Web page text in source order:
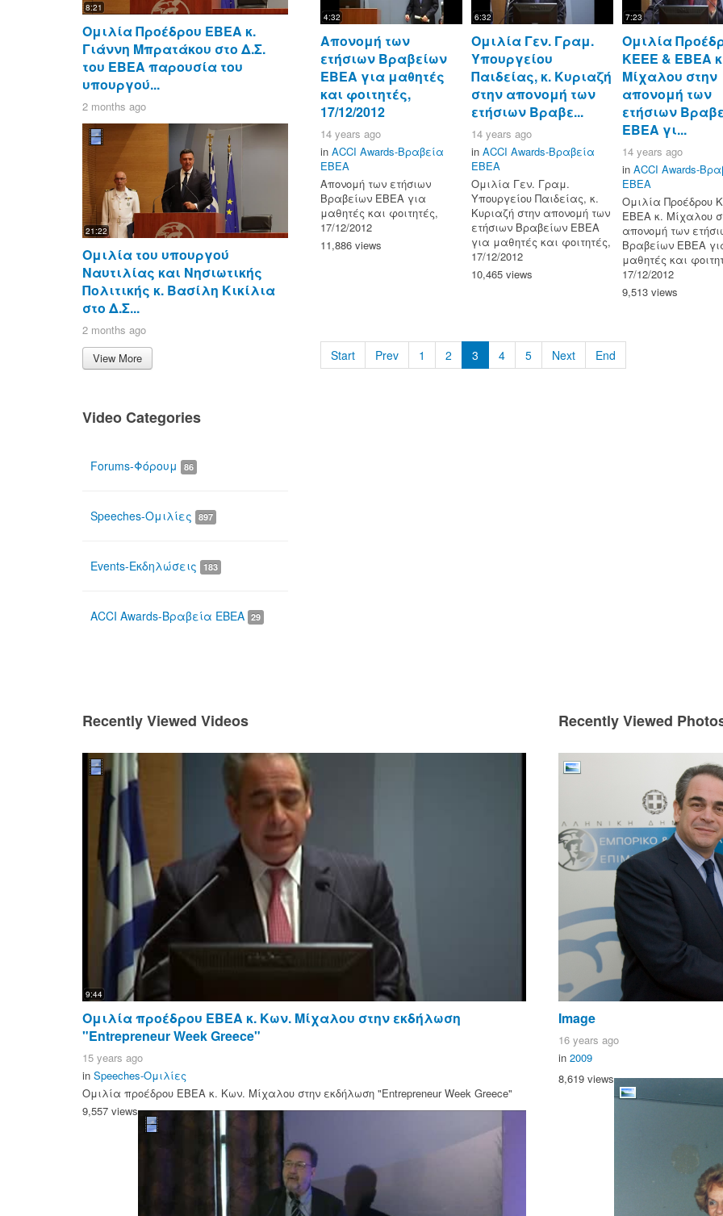
4:32
Απονομή των
ετήσιων Βραβείων
ΕΒΕΑ για μαθητές
και φοιτητές,
17/12/2012
14 years ago
in ACCI Awards-Βραβεία
ΕΒΕΑ
Απονομή των ετήσιων
Βραβείων ΕΒΕΑ για
μαθητές και φοιτητές,
17/12/2012
11,886 views
6:32
Ομιλία Γεν. Γραμ.
Υπουργείου
Παιδείας, κ. Κυριαζή
στην απονομή των
ετήσιων Βραβε...
14 years ago
inACCI Awards-Βραβεία
ΕΒΕΑ
Ομιλία Γεν. Γραμ.
Υπουργείου Παιδείας, κ.
Κυριαζή στην απονομή των
ετήσιων Βραβείων ΕΒΕΑ
για μαθητές και φοιτητές,
17/12/2012
10,465 views
7:23
Ομιλία
ΚΕΕΕ & EBEA
Μίχαλου στην
απονομή των
ετήσιων
ΕΒΕΑ γι...
14 years ago
inACCI Awards-
ΕΒΕΑ
Ομιλία Προέδρου
EBEA κ. Μίχαλου
απονομή των
Βραβείων ΕΒΕΑ
μαθητές και
17/12/2012
9,513 views
Start Prev 1 2 3 4 5 Next End
8:21
Ομιλία Προέδρου ΕΒΕΑ κ.
Γιάννη Μπρατάκου στο Δ.Σ.
του ΕΒΕΑ παρουσία του
υπουργού...
2 months ago
21:22
Ομιλία του υπουργού
Ναυτιλίας και Νησιωτικής
Πολιτικής κ. Βασίλη Κικίλια
στο Δ.Σ...
2 months ago
View More
Video Categories
Forums-Φόρουμ 86
Speeches-Ομιλίες 897
Events-Εκδηλώσεις 183
ACCI Awards-Βραβεία ΕΒΕΑ 29
Recently Viewed Videos
9:44
Ομιλία προέδρου ΕΒΕΑ κ. Κων. Μίχαλου στην εκδήλωση
"Entrepreneur Week Greece"
15 years ago
in Speeches-Ομιλίες
Ομιλία προέδρου ΕΒΕΑ κ. Κων. Μίχαλου στην εκδήλωση "Entrepreneur Week Greece"
9,557 views
Recently Viewed
Image
16 years ago
in 2009
8,619 views